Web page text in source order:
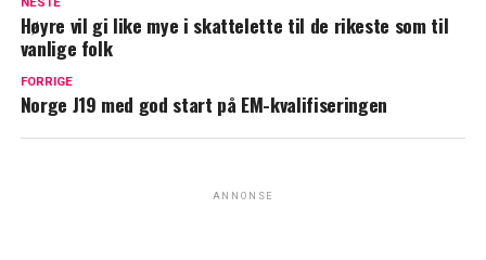
NESTE
Høyre vil gi like mye i skattelette til de rikeste som til
vanlige folk
FORRIGE
Norge J19 med god start på EM-kvalifiseringen
ANNONSE